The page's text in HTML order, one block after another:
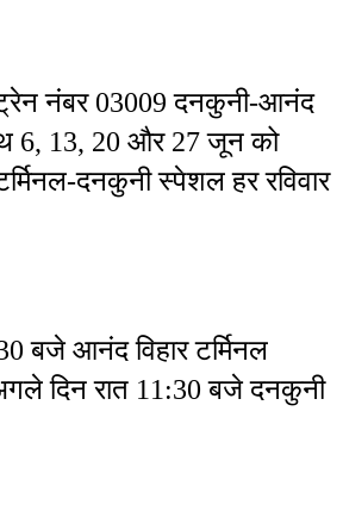
ट्रेन नंबर 03009 दनकुनी-आनंद
6, 13, 20 और 27 जून को
दनकुनी स्पेशल हर रविवार
बजे आनंद विहार टर्मिनल
दिन रात 11:30 बजे दनकुनी